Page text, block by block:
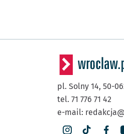
pl. Solny 14, 50-
tel. 71 776 71 42
e-mail: